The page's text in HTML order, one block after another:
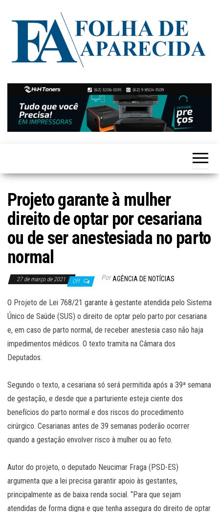
Folha de
Aparecida
Notícias
de
Aparecida
de
Goiânia
Projeto garante à mulher
direito de optar por cesariana
ou de ser anestesiada no parto
normal
27 de março de 2021 Off Por AGÊNCIA DE NOTÍCIAS
O Projeto de Lei 768/21 garante à gestante atendida pelo Sistema
Único de Saúde (SUS) o direito de optar pelo parto por cesariana
e, em caso de parto normal, de receber anestesia caso não haja
impedimentos médicos. O texto tramita na Câmara dos
Deputados.
Segundo o texto, a cesariana só será permitida após a 39ª semana
de gestação, e desde que a parturiente esteja ciente dos
benefícios do parto normal e dos riscos do procedimento
cirúrgico. Cesarianas antes de 39 semanas poderão ocorrer
quando a gestação envolver risco à mulher ou ao feto.
Autor do projeto, o deputado Neucimar Fraga (PSD-ES)
argumenta que a lei precisa garantir apoio às gestantes,
principalmente as de baixa renda social. “Para que sejam
atendidas de forma digna e que tenha assegura do direito de optar